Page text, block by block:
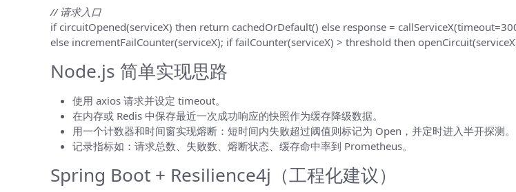
// 请求入口
if circuitOpened(serviceX) then return cachedOrDefault() else response =
else incrementFailCounter(serviceX); if failCounter(serviceX) > threshold then
Node.js 简单实现思路
使用 axios 请求并设定 timeout。
在内存或 Redis 中保存最近一次成功响应的快照作为缓存降级数据。
用一个计数器和时间窗实现熔断：短时间内失败超过阈值则标记为 Open，并定时进入半开探测。
记录指标如：请求总数、失败数、熔断状态、缓存命中率到 Prometheus。
Spring Boot + Resilience4j（工程化建议）